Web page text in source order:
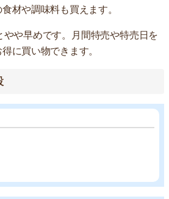
材や調味料も買えます。
やや早めです。月間特売や特売日を
に買い物できます。